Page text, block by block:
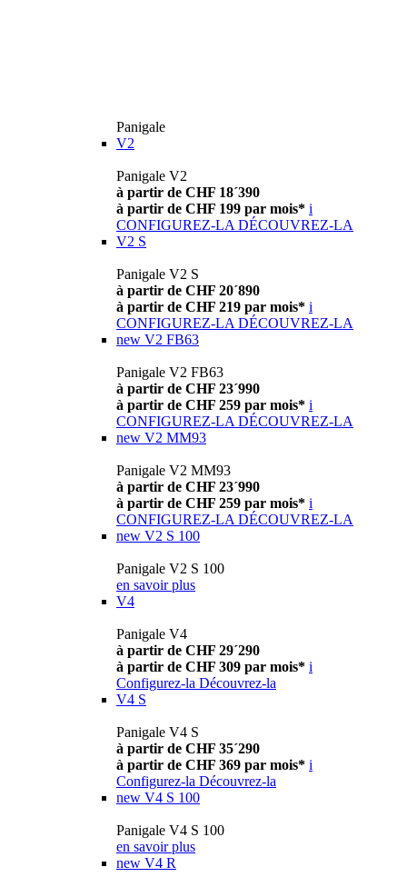
Panigale
V2
Panigale V2
à partir de CHF 18´390
à partir de CHF 199 par mois* i
CONFIGUREZ-LA DÉCOUVREZ-LA
V2 S
Panigale V2 S
à partir de CHF 20´890
à partir de CHF 219 par mois* i
CONFIGUREZ-LA DÉCOUVREZ-LA
new V2 FB63
Panigale V2 FB63
à partir de CHF 23´990
à partir de CHF 259 par mois* i
CONFIGUREZ-LA DÉCOUVREZ-LA
new V2 MM93
Panigale V2 MM93
à partir de CHF 23´990
à partir de CHF 259 par mois* i
CONFIGUREZ-LA DÉCOUVREZ-LA
new V2 S 100
Panigale V2 S 100
en savoir plus
V4
Panigale V4
à partir de CHF 29´290
à partir de CHF 309 par mois* i
Configurez-la Découvrez-la
V4 S
Panigale V4 S
à partir de CHF 35´290
à partir de CHF 369 par mois* i
Configurez-la Découvrez-la
new V4 S 100
Panigale V4 S 100
en savoir plus
new V4 R